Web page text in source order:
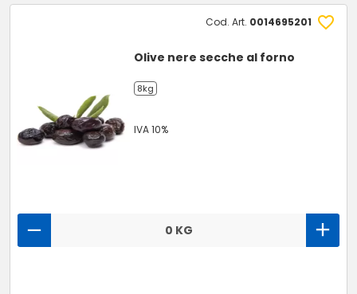
Cod. Art. 0014695201
Olive nere secche al forno
8kg
IVA 10%
0 KG